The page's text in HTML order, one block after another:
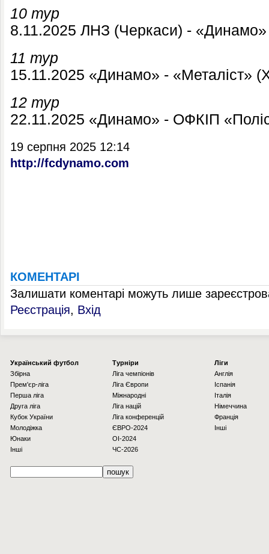
10 тур
8.11.2025 ЛНЗ (Черкаси) - «Динамо»
11 тур
15.11.2025 «Динамо» - «Металіст»
12 тур
22.11.2025 «Динамо» - ОФКІП
19 серпня 2025 12:14
http://fcdynamo.com
КОМЕНТАРІ
Залишати коментарі можуть лише
Реєстрація, Вхід
Українcький футбол
Збірна
Прем'єр-ліга
Перша ліга
Друга ліга
Кубок України
Молодіжка
Юнаки
Інші
Турніри
Ліга чемпіонів
Ліга Європи
Міжнародні
Ліга націй
Ліга конференцій
ЄВРО-2024
OI-2024
ЧС-2026
Ліги
Англія
Іспанія
Італія
Німеччина
Франція
Інші